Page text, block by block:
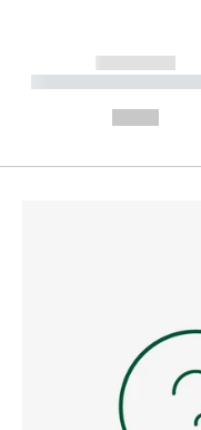
------------
----------- -----------